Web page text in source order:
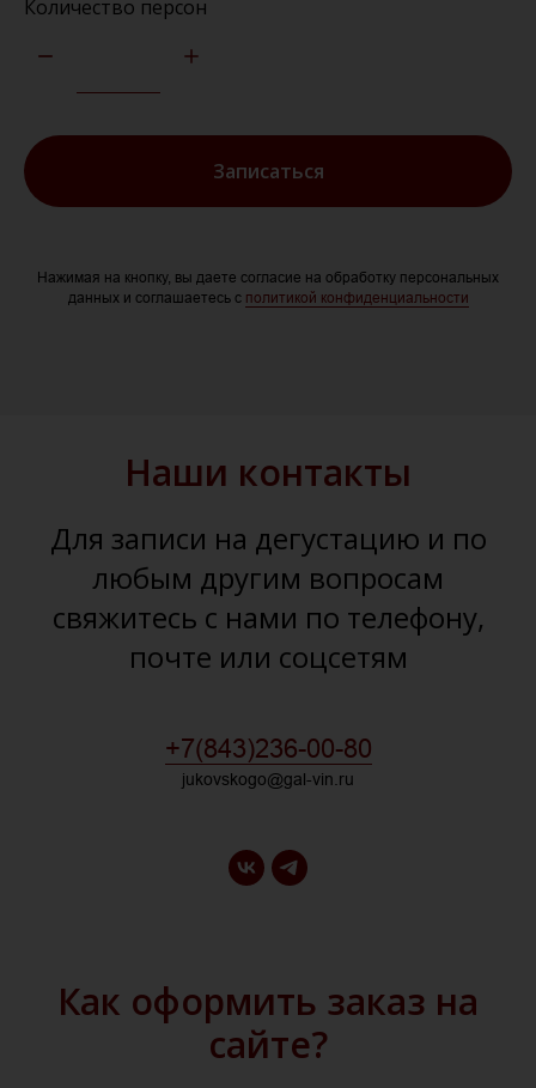
Количество персон
Записаться
Нажимая на кнопку, вы даете согласие на обработку персональных
данных и соглашаетесь c политикой конфиденциальности
Наши контакты
Для записи на дегустацию и по
любым другим вопросам
свяжитесь с нами по телефону,
почте или соцсетям
+7(843)236-00-80
jukovskogo@gal-vin.ru
Как оформить заказ на
сайте?